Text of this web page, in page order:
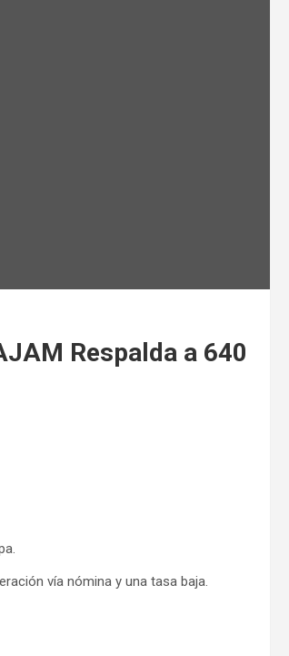
Respalda a 640
vía nómina y una tasa baja.